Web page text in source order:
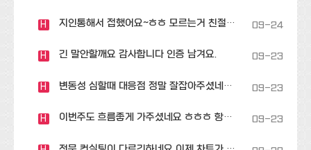
H 지인통해서 접했어요~ㅎㅎ 모르는거 친절히 잘… 09-24
H 긴 말안할깨요 감사합니다 인증 남겨요. 09-23
H 변동성 심할때 대응점 정말 잘잡아주셨네요..… 09-23
H 이번주도 흐름좋게 가주셨네요 ㅎㅎㅎ 항상 감… 09-23